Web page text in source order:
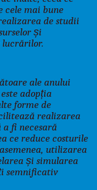
cele mai bune
de studii
și
ale anului
adopția
forme de
realizarea
fi necesară
ce reduce costurile
utilizarea
și simularea
semnificativ